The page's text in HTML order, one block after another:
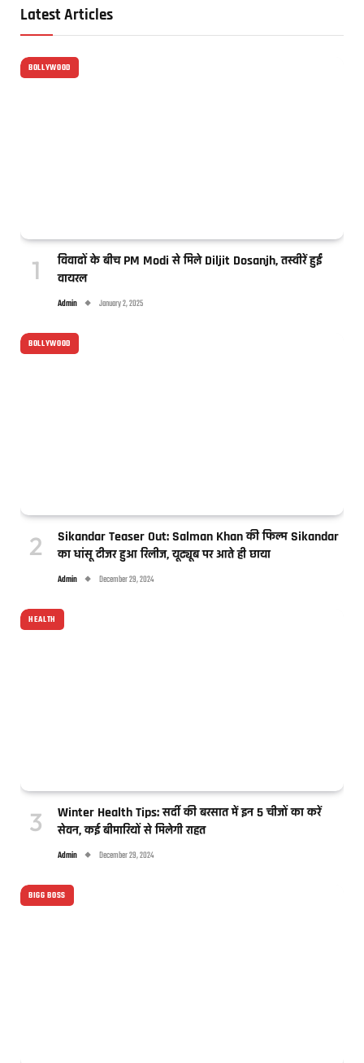
Latest Articles
BOLLYWOOD
विवादों के बीच PM Modi से मिले Diljit Dosanjh, तस्वीरें हुईं
वायरल
Admin January 2, 2025
BOLLYWOOD
Sikandar Teaser Out: Salman Khan की फिल्म Sikandar
का धांसू टीजर हुआ रिलीज, यूट्यूब पर आते ही छाया
Admin December 29, 2024
HEALTH
Winter Health Tips: सर्दी की बरसात में इन 5 चीजों का करें
सेवन, कई बीमारियों से मिलेगी राहत
Admin December 29, 2024
BIGG BOSS